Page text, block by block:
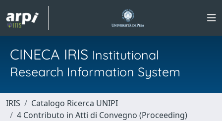
CINECA IRIS Institutional
Research Information System
IRIS
Catalogo Ricerca UNIPI
4 Contributo in Atti di Convegno (Proceeding)